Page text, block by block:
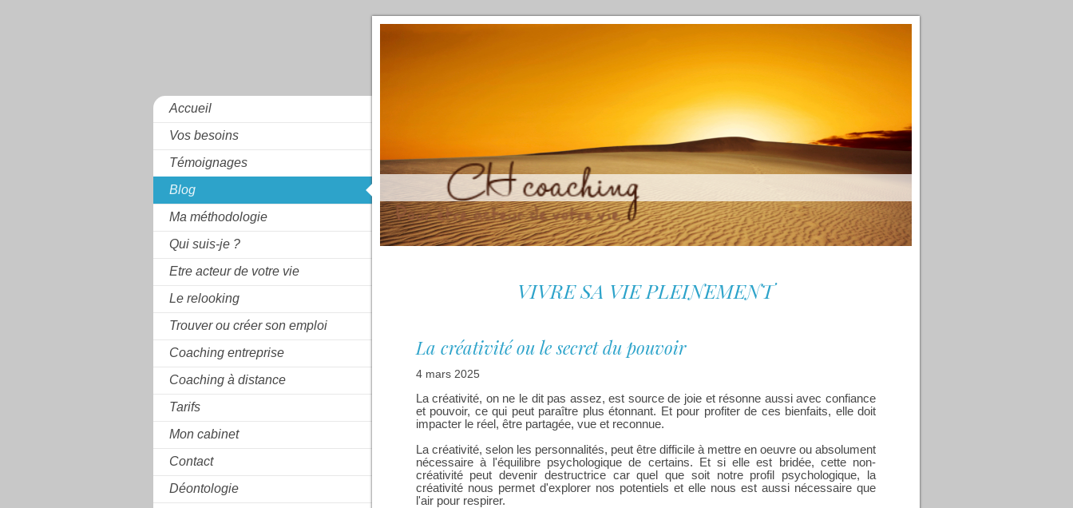
VIVRE SA VIE PLEINEMENT
La créativité ou le secret du pouvoir
4 mars 2025
La créativité, on ne le dit pas assez, est source de joie et résonne aussi avec confiance
et pouvoir, ce qui peut paraître plus étonnant. Et pour profiter de ces bienfaits, elle doit
impacter le réel, être partagée, vue et reconnue.
La créativité, selon les personnalités, peut être difficile à mettre en oeuvre ou absolument
nécessaire à l'équilibre psychologique de certains. Et si elle est bridée, cette non-
créativité peut devenir destructrice car quel que soit notre profil psychologique, la
créativité nous permet d'explorer nos potentiels et elle nous est aussi nécessaire que
l'air pour respirer.
Accueil
Vos besoins
Témoignages
Blog
Ma méthodologie
Qui suis-je ?
Etre acteur de votre vie
Le relooking
Trouver ou créer son emploi
Coaching entreprise
Coaching à distance
Tarifs
Mon cabinet
Contact
Déontologie